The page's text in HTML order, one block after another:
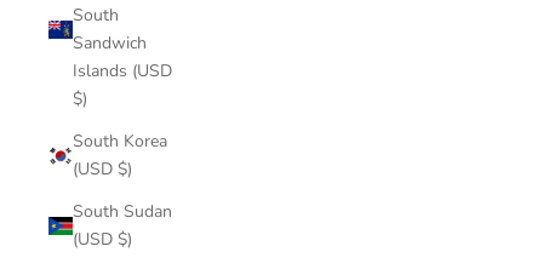
South
Sandwich
Islands (USD
$)
South Korea
(USD $)
South Sudan
(USD $)